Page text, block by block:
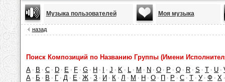
Музыка пользователей Моя музыка
назад
Поиск Композиций по Названию Группы (Имени
A · B · C · D · E · F · G · H · · J · K · L · M · N · O · P · Q · R · S · T · U ·
А · Б · В · Г · Д · Е · Ж · З · И · К · Л · М · Н · О · П · Р · С · Т · У · Ф · Х